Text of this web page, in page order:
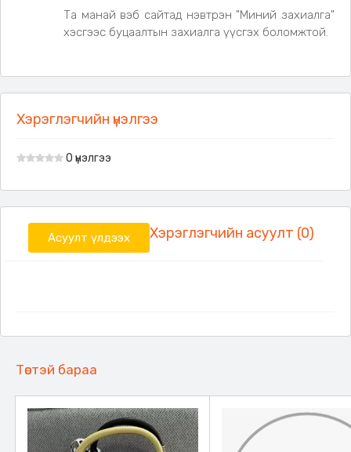
Та манай вэб сайтад нэвтрэн "Миний захиалга"
хэсгээс буцаалтын захиалга үүсгэх боломжтой.
Хэрэглэгчийн үнэлгээ
0 үнэлгээ
Хэрэглэгчийн асуулт (0)
Асуулт үлдээх
Төстэй бараа